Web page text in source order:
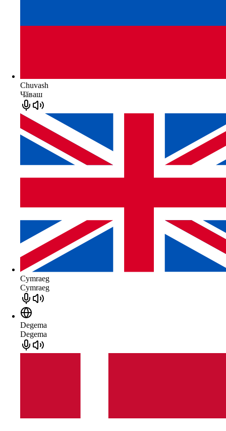
Chuvash
Чӑваш
Cymraeg
Cymraeg
Degema
Degema